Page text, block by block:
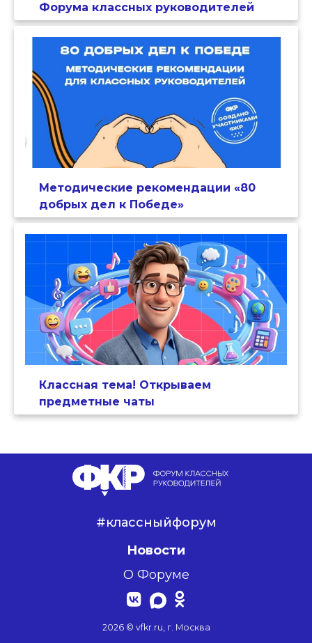
Форума классных руководителей
Методические рекомендации «80
добрых дел к Победе»
Классная тема! Открываем
предметные чаты
#классныйфорум
Новости
О Форуме
2026 © vfkr.ru, г. Москва